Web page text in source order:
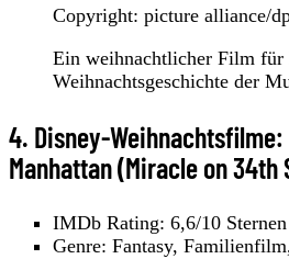
Copyright: picture alliance/
Ein weihnachtlicher Film
Weihnachtsgeschichte der
4. Disney-Weihnachtsfilme:
Manhattan (Miracle on 34th
IMDb Rating: 6,6/10 Sternen
Genre: Fantasy,